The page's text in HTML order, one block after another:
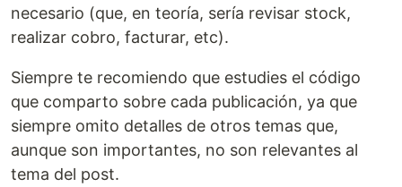
necesario (que, en teoría, sería revisar stock,
realizar cobro, facturar, etc).
Siempre te recomiendo que estudies el código
que comparto sobre cada publicación, ya que
siempre omito detalles de otros temas que,
aunque son importantes, no son relevantes al
tema del post.